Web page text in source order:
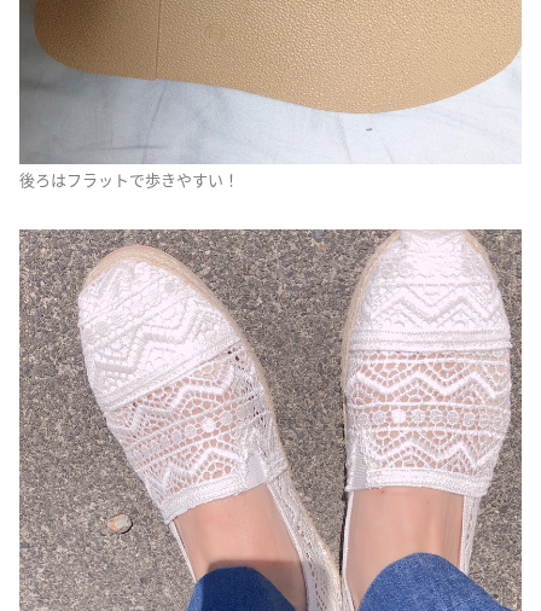
後ろはフラットで歩きやすい！